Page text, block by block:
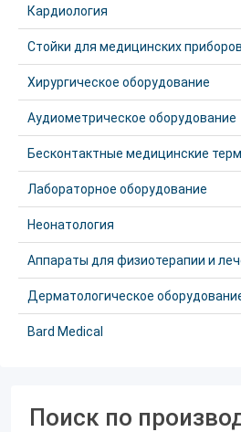
Кардиология
Стойки для медицинских
Хирургическое оборудование
Аудиометрическое оборудование
Бесконтактные медицинские
Лабораторное оборудование
Неонатология
Аппараты для физиотерапии и
Дерматологическое
Bard Medical
Поиск по